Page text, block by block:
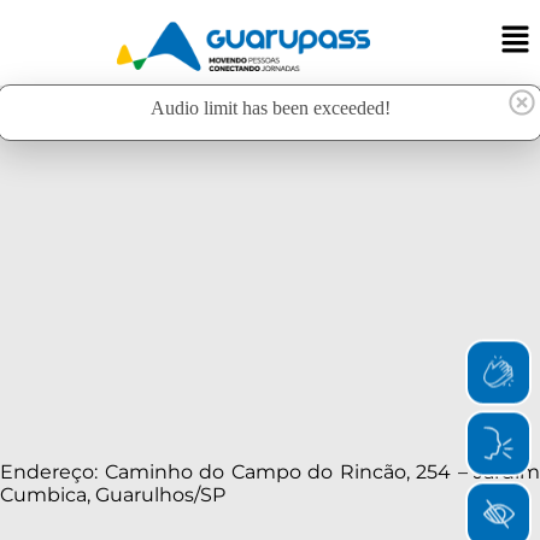
Endereço: Caminho do Campo do Rincão, 254 – Jardim
Cumbica, Guarulhos/SP
Audio limit has been exceeded!